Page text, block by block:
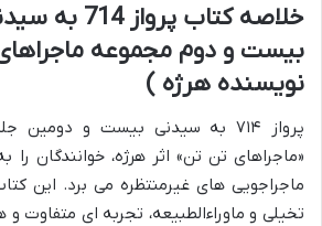
خلاصه کتاب
بیست و دوم مجموعه
نویسنده هرژه )
پرواز ۷۱۴ به سیدنی بیست و
«ماجراهای تن تن» اثر هرژه، خوانندگان را
ماجراجویی های غیرمنتظره می برد. این
تخیلی و ماوراءالطبیعه، تجربه ای متفاوت و